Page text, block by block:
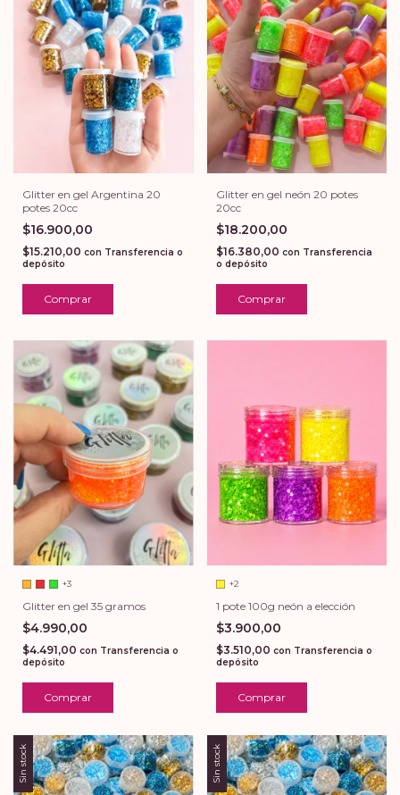
Glitter en gel Argentina 20
potes 20cc
$16.900,00
$15.210,00 con Transferencia o
depósito
Glitter en gel neón 20 potes
20cc
$18.200,00
$16.380,00 con Transferencia
o depósito
+3
Glitter en gel 35 gramos
$4.990,00
$4.491,00 con Transferencia o
depósito
Comprar
+2
1 pote 100g neón a elección
$3.900,00
$3.510,00 con Transferencia o
depósito
Comprar
Sin stock Sin stock